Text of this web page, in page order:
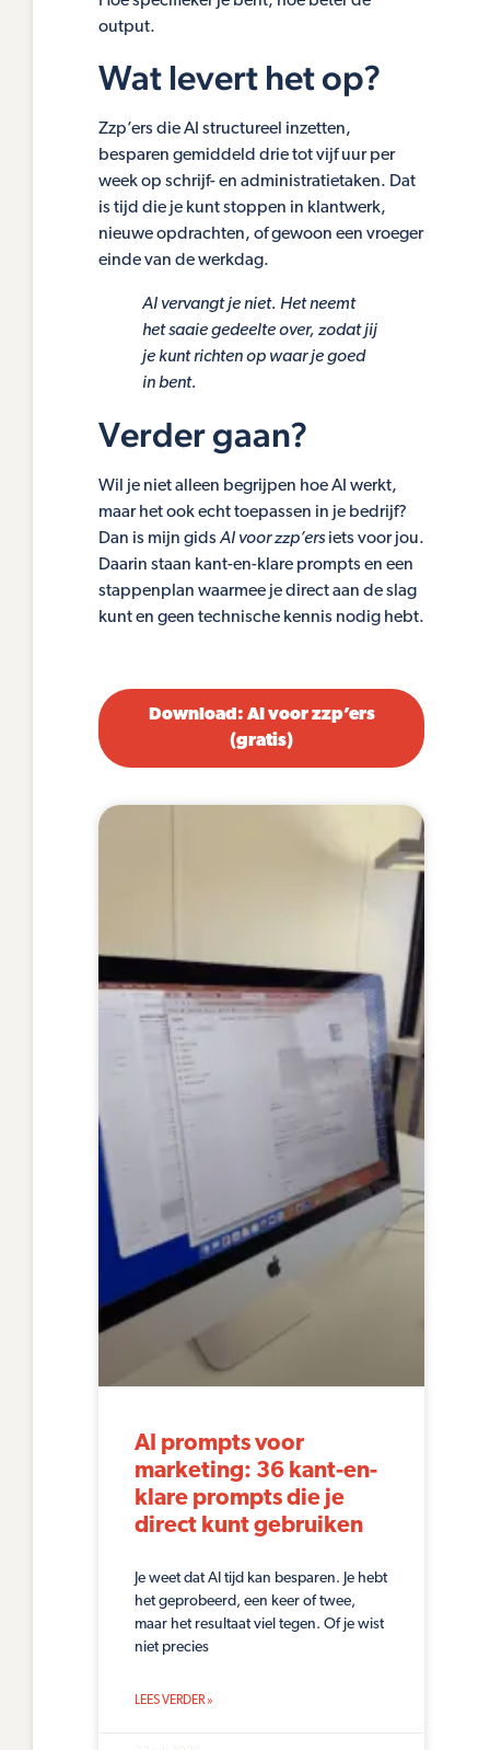
output.
Wat levert het op?
Zzp’ers die AI structureel inzetten,
besparen gemiddeld drie tot vijf uur per
week op schrijf- en administratietaken. Dat
is tijd die je kunt stoppen in klantwerk,
nieuwe opdrachten, of gewoon een vroeger
einde van de werkdag.
AI vervangt je niet. Het neemt
het saaie gedeelte over, zodat jij
je kunt richten op waar je goed
in bent.
Verder gaan?
Wil je niet alleen begrijpen hoe AI werkt,
maar het ook echt toepassen in je bedrijf?
Dan is mijn gids AI voor zzp’ersiets voor jou.
Daarin staan kant-en-klare prompts en een
stappenplan waarmee je direct aan de slag
kunt en geen technische kennis nodig hebt.
Download: AI voor zzp’ers
(gratis)
AI prompts voor
marketing: 36 kant-en-
klare prompts die je
direct kunt gebruiken
Je weet dat AI tijd kan besparen. Je hebt
het geprobeerd, een keer of twee,
maar het resultaat viel tegen. Of je wist
niet precies
LEES VERDER »